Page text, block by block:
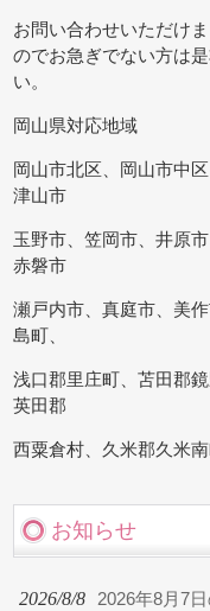
お問い合わせいただけ
のでお急ぎでない方は
い。
岡山県対応地域
岡山市北区、岡山市中
津山市
玉野市、笠岡市、井原
赤磐市
瀬戸内市、真庭市、美
島町、
浅口郡里庄町、苫田郡
英田郡
西粟倉村、久米郡久米
お知らせ
2026/8/8 2026年8月7